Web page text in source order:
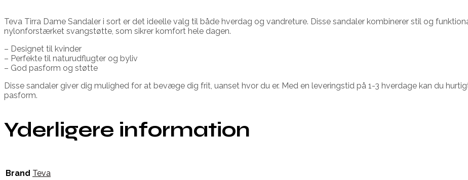
Teva Tirra Dame Sandaler i sort er det ideelle valg til både hverdag og vandreture. Disse sandaler kombinerer stil og
nylonforstærket svangstøtte, som sikrer komfort hele dagen.
– Designet til kvinder
– Perfekte til naturudflugter og byliv
– God pasform og støtte
Disse sandaler giver dig mulighed for at bevæge dig frit, uanset hvor du er. Med en leveringstid på 1-3 hverdage kan du
pasform.
Yderligere information
Brand Teva